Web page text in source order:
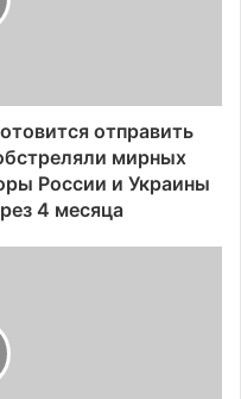
отправить
мирных
России и Украины
4 месяца